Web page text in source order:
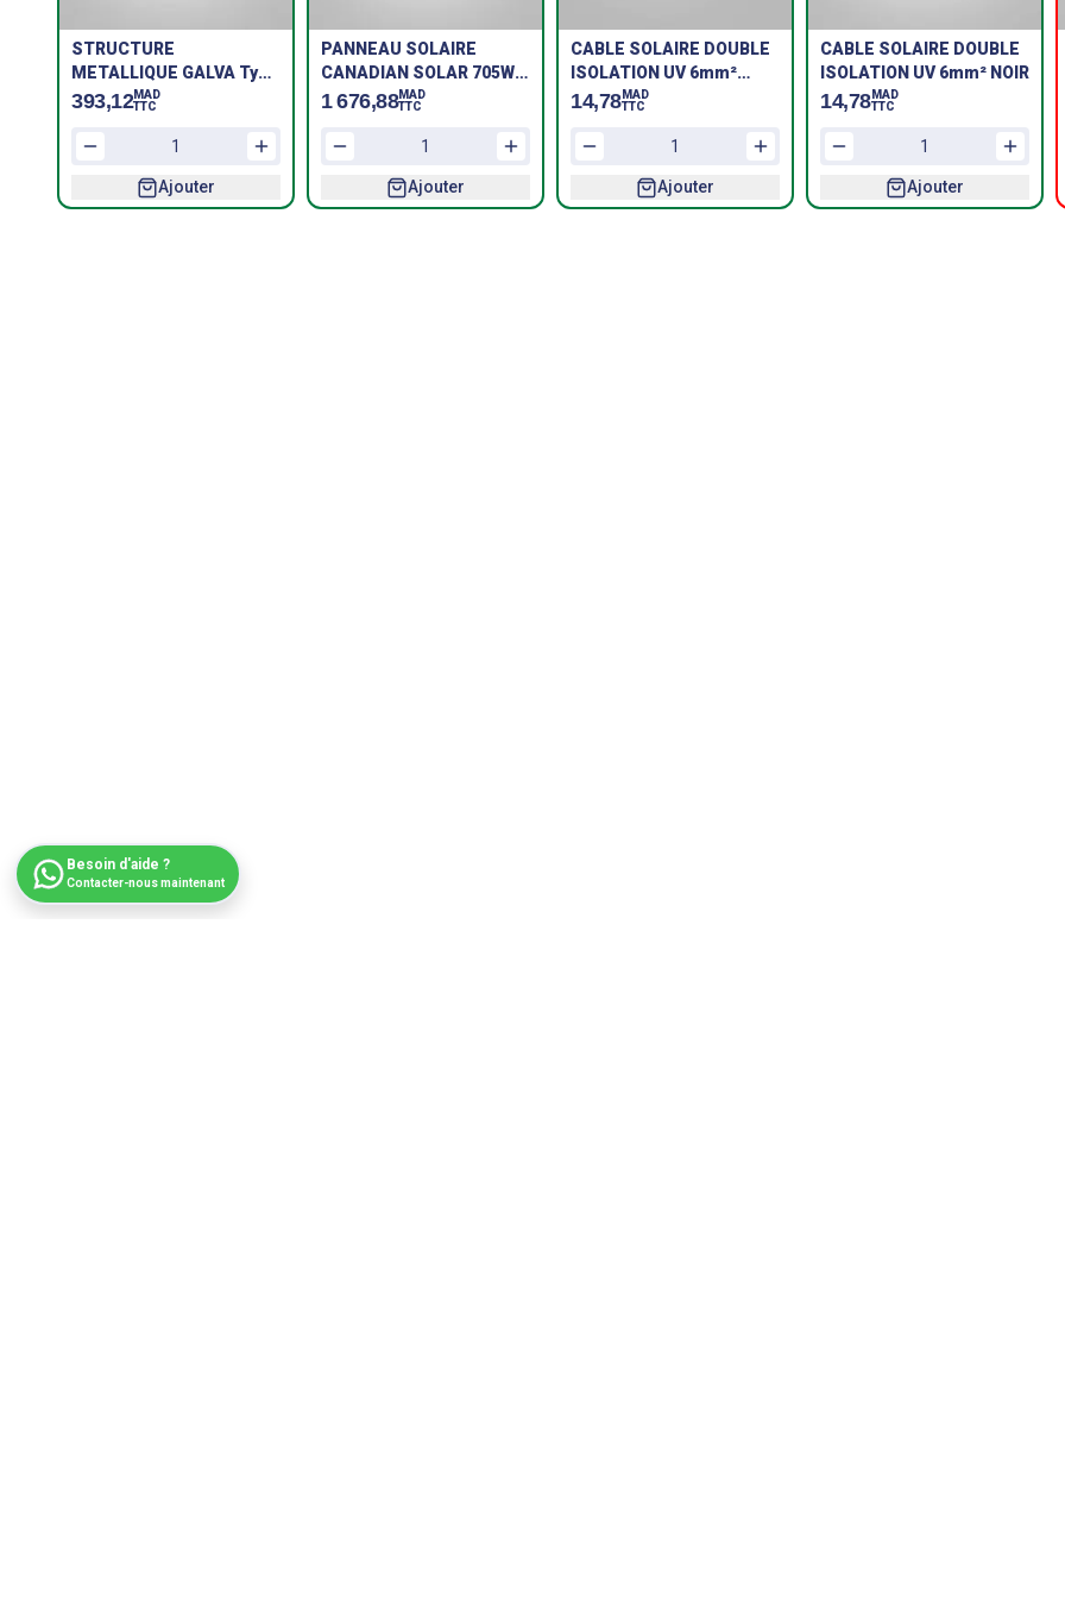
STRUCTURE
METALLIQUE GALVA Type
3R a Base IPE
393,12MAD
TTC
Ajouter
PANNEAU SOLAIRE
CANADIAN SOLAR 705W
CS7N-TOP-I4-F46-
1 676,88MAD
TTC
Ajouter
CABLE SOLAIRE DOUBLE
ISOLATION UV 6mm²
ROUGE
14,78 MAD
TTC
Ajouter
CABLE SOLAIRE DOUBLE
ISOLATION UV 6mm² NOIR
14,78 MAD
TTC
Ajouter
Besoin d'aide ?
Contacter-nous maintenant